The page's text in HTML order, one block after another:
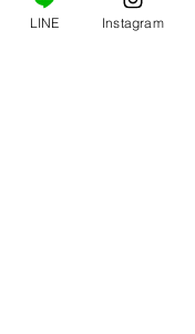
LINE Instagram